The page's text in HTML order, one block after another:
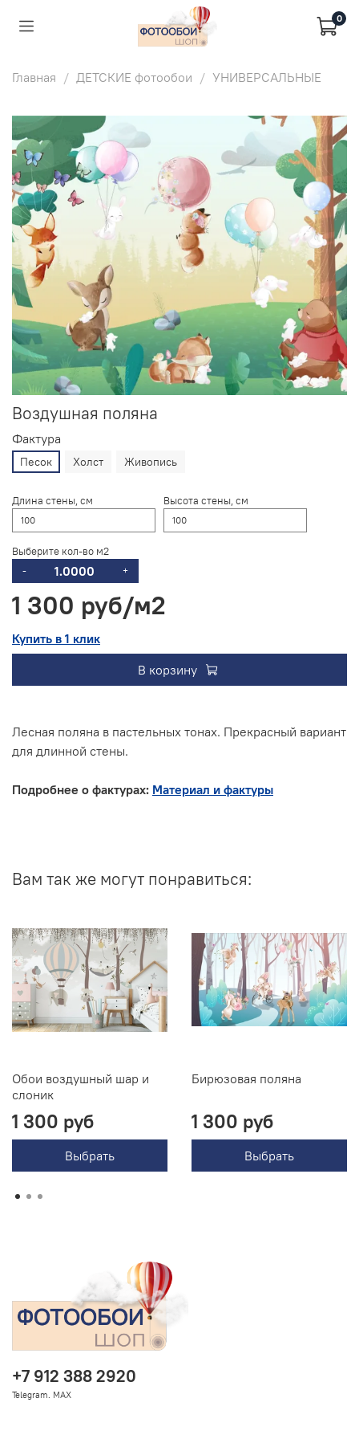
0
Главная ДЕТСКИЕ фотообои УНИВЕРСАЛЬНЫЕ
Воздушная поляна
Фактура
Песок Холст Живопись
Длина стены, см Высота стены, см
Выберите кол-во м2
- +
1 300 руб
Купить в 1 клик
В корзину
Лесная поляна в пастельных тонах. Прекрасный вариант
для длинной стены.
Подробнее о фактурах: Материал и фактуры
Вам так же могут понравиться:
Обои воздушный шар и
слоник
1 300 руб
Выбрать
Бирюзовая поляна
1 300 руб
Выбрать
+7 912 388 2920
Telegram. MAX